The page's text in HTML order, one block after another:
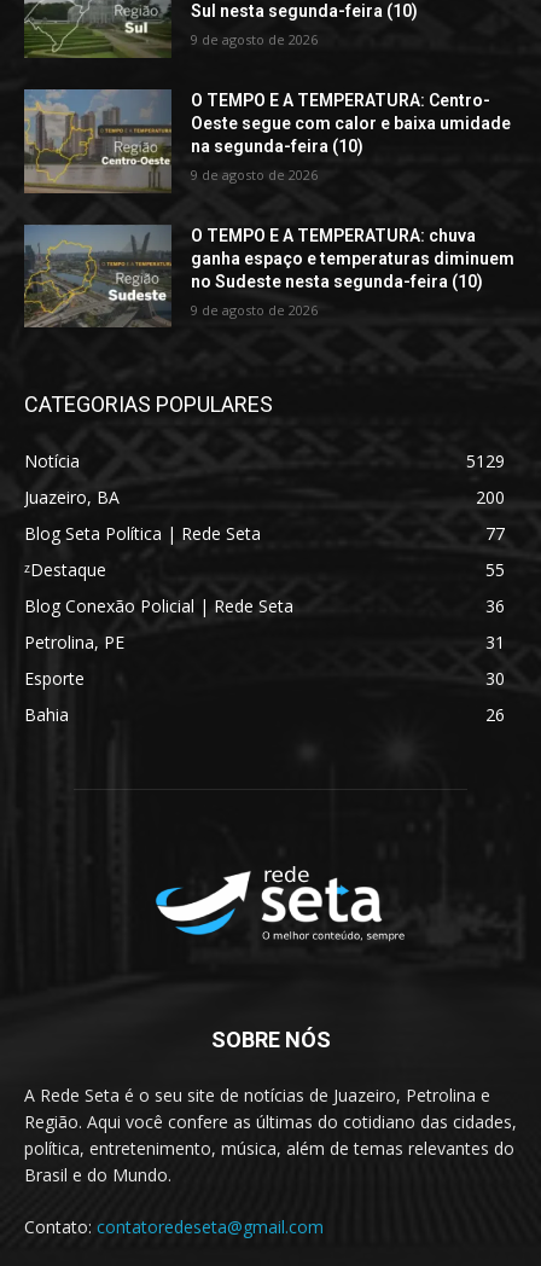
Sul nesta segunda-feira (10)
9 de agosto de 2026
O TEMPO E A TEMPERATURA: Centro-
Oeste segue com calor e baixa umidade
na segunda-feira (10)
9 de agosto de 2026
O TEMPO E A TEMPERATURA: chuva
ganha espaço e temperaturas diminuem
no Sudeste nesta segunda-feira (10)
9 de agosto de 2026
CATEGORIAS POPULARES
Notícia
5129
Juazeiro, BA
200
Blog Seta Política | Rede Seta
77
ᶻDestaque
55
Blog Conexão Policial | Rede Seta
36
Petrolina, PE
31
Esporte
30
Bahia
26
SOBRE NÓS
A Rede Seta é o seu site de notícias de Juazeiro, Petrolina e
Região. Aqui você confere as últimas do cotidiano das cidades,
política, entretenimento, música, além de temas relevantes do
Brasil e do Mundo.
Contato: contatoredeseta@gmail.com